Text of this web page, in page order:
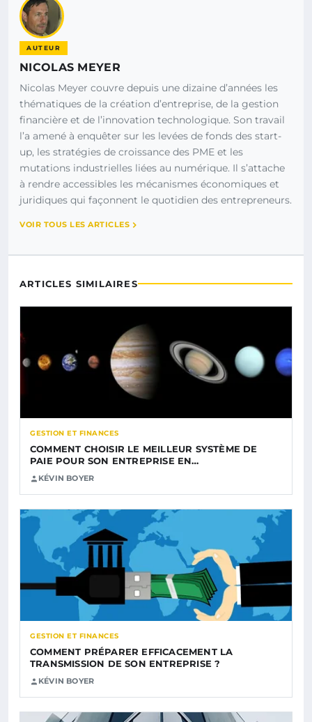
AUTEUR
NICOLAS MEYER
Nicolas Meyer couvre depuis une dizaine d’années les
thématiques de la création d’entreprise, de la gestion
financière et de l’innovation technologique. Son travail
l’a amené à enquêter sur les levées de fonds des start-
up, les stratégies de croissance des PME et les
mutations industrielles liées au numérique. Il s’attache
à rendre accessibles les mécanismes économiques et
juridiques qui façonnent le quotidien des entrepreneurs.
VOIR TOUS LES ARTICLES
ARTICLES SIMILAIRES
GESTION ET FINANCES
COMMENT CHOISIR LE MEILLEUR SYSTÈME DE
PAIE POUR SON ENTREPRISE EN…
KÉVIN BOYER
GESTION ET FINANCES
COMMENT PRÉPARER EFFICACEMENT LA
TRANSMISSION DE SON ENTREPRISE ?
KÉVIN BOYER